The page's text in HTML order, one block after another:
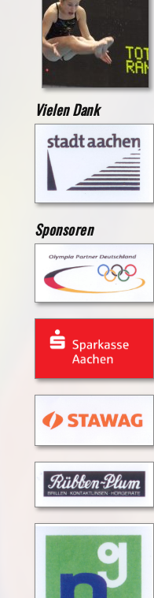
Vielen Dank
Sponsoren